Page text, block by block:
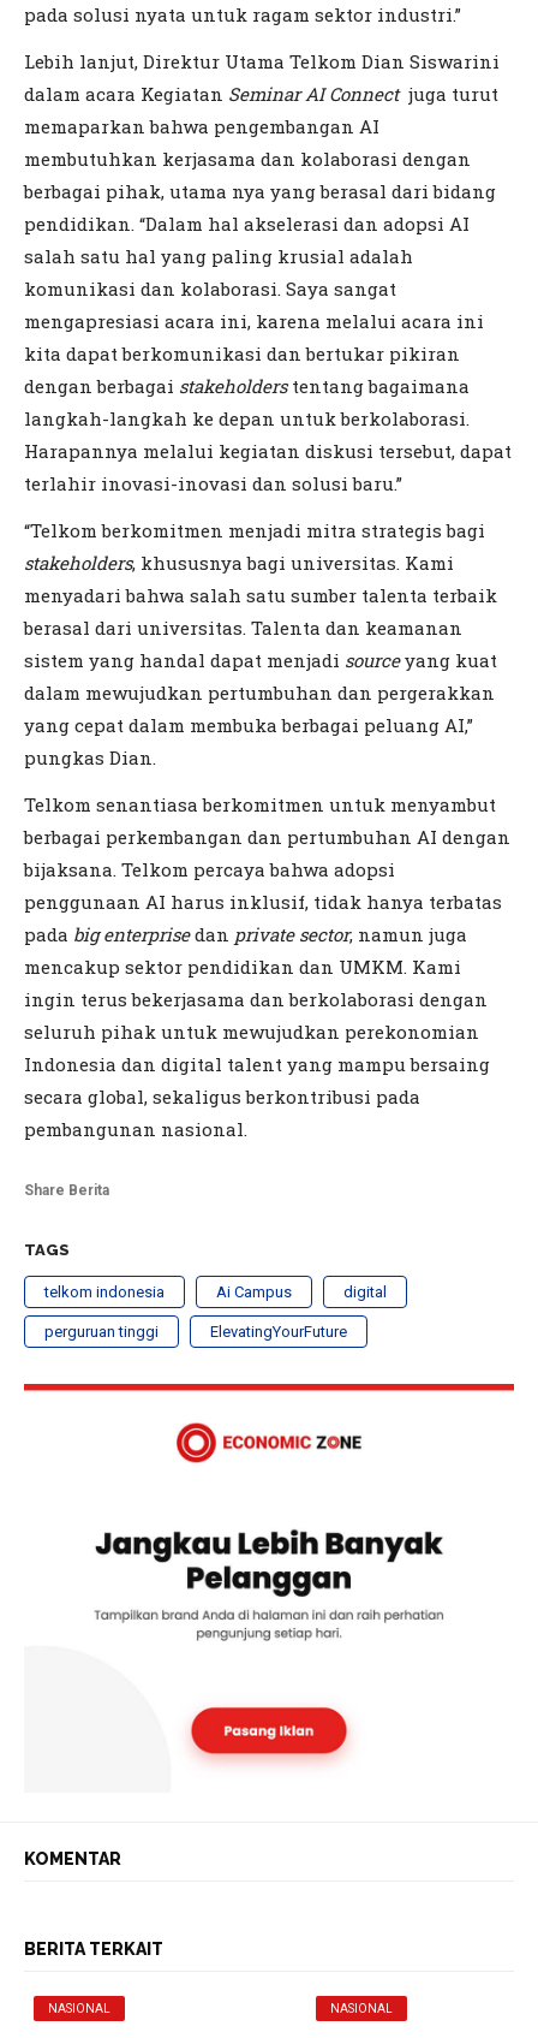
pada solusi nyata untuk ragam sektor industri.”
Lebih lanjut, Direktur Utama Telkom Dian Siswarini
dalam acara Kegiatan Seminar AI Connectjuga turut
memaparkan bahwa pengembangan AI
membutuhkan kerjasama dan kolaborasi dengan
berbagai pihak, utama nya yang berasal dari bidang
pendidikan. “Dalam hal akselerasi dan adopsi AI
salah satu hal yang paling krusial adalah
komunikasi dan kolaborasi. Saya sangat
mengapresiasi acara ini, karena melalui acara ini
kita dapat berkomunikasi dan bertukar pikiran
dengan berbagai stakeholderstentang bagaimana
langkah-langkah ke depan untuk berkolaborasi.
Harapannya melalui kegiatan diskusi tersebut, dapat
terlahir inovasi-inovasi dan solusi baru.”
“Telkom berkomitmen menjadi mitra strategis bagi
stakeholders, khususnya bagi universitas. Kami
menyadari bahwa salah satu sumber talenta terbaik
berasal dari universitas. Talenta dan keamanan
sistem yang handal dapat menjadi sourceyang kuat
dalam mewujudkan pertumbuhan dan pergerakkan
yang cepat dalam membuka berbagai peluang AI,”
pungkas Dian.
Telkom senantiasa berkomitmen untuk menyambut
berbagai perkembangan dan pertumbuhan AI dengan
bijaksana. Telkom percaya bahwa adopsi
penggunaan AI harus inklusif, tidak hanya terbatas
pada big enterprisedan private sector, namun juga
mencakup sektor pendidikan dan UMKM. Kami
ingin terus bekerjasama dan berkolaborasi dengan
seluruh pihak untuk mewujudkan perekonomian
Indonesia dan digital talent yang mampu bersaing
secara global, sekaligus berkontribusi pada
pembangunan nasional.
Share Berita
TAGS
telkom indonesia Ai Campus digital
perguruan tinggi ElevatingYourFuture
KOMENTAR
BERITA TERKAIT
NASIONAL NASIONAL